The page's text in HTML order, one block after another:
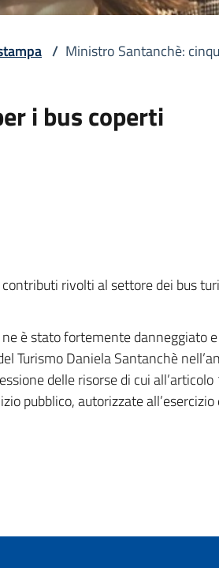
/ Ministro Santanchè:
i bus coperti
rivolti al settore dei bus
è stato fortemente danneggiato
Turismo Daniela Santanchè
delle risorse di cui
pubblico, autorizzate